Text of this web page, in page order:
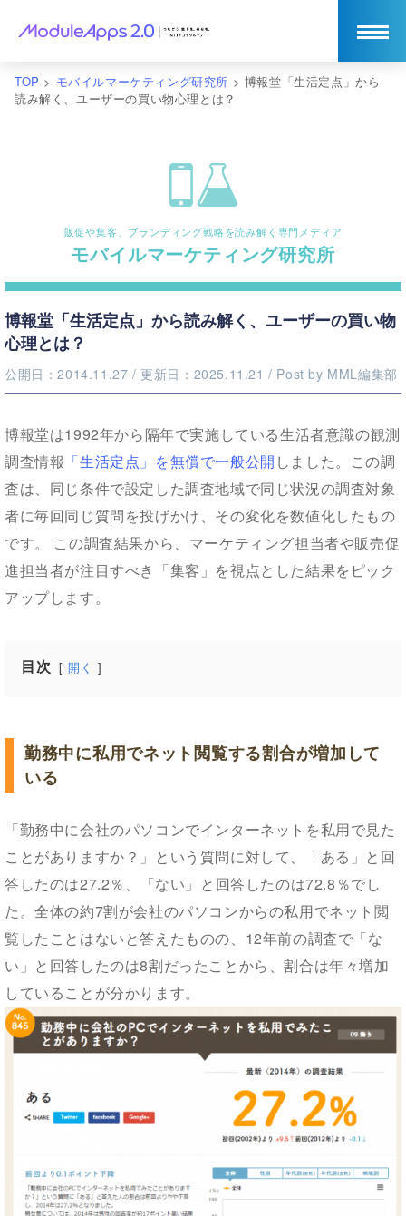
TOP > モバイルマーケティング研究所 > 博報堂「生活定点」から
読み解く、ユーザーの買い物心理とは？
販促や集客、ブランディング戦略を読み解く専門メディア
モバイルマーケティング研究所
博報堂「生活定点」から読み解く、ユーザーの買い物
心理とは？
公開日：2014.11.27 / 更新日：2025.11.21 / Post by MML編集部
博報堂は1992年から隔年で実施している生活者意識の観測
調査情報 「生活定点」を無償で一般公開 しました。この調
査は、同じ条件で設定した調査地域で同じ状況の調査対象
者に毎回同じ質問を投げかけ、その変化を数値化したもの
です。 この調査結果から、マーケティング担当者や販売促
進担当者が注目すべき「集客」を視点とした結果をピック
アップします。
目次 開く
勤務中に私用でネット閲覧する割合が増加して
いる
「勤務中に会社のパソコンでインターネットを私用で見た
ことがありますか？」という質問に対して、「ある」と回
答したのは27.2％、「ない」と回答したのは72.8％でし
た。全体の約7割が会社のパソコンからの私用でネット閲
覧したことはないと答えたものの、12年前の調査で「な
い」と回答したのは8割だったことから、割合は年々増加
していることが分かります。